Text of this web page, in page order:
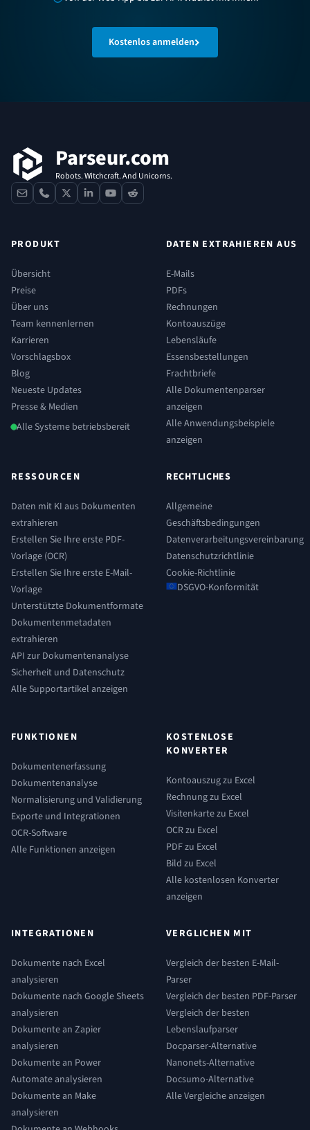
Kostenlos anmelden
Parseur.com
Robots. Witchcraft. And Unicorns.
contactphone
x linkedinyoutube
reddit
PRODUKT
Übersicht
Preise
Über uns
Team kennenlernen
Karrieren
Vorschlagsbox
Blog
Neueste Updates
Presse & Medien
Alle Systeme betriebsbereit
DATEN EXTRAHIEREN AUS
E-Mails
PDFs
Rechnungen
Kontoauszüge
Lebensläufe
Essensbestellungen
Frachtbriefe
Alle Dokumentenparser
anzeigen
Alle Anwendungsbeispiele
anzeigen
RESSOURCEN
Daten mit KI aus Dokumenten
extrahieren
Erstellen Sie Ihre erste PDF-
Vorlage (OCR)
Erstellen Sie Ihre erste E-Mail-
Vorlage
Unterstützte Dokumentformate
Dokumentenmetadaten
extrahieren
API zur Dokumentenanalyse
Sicherheit und Datenschutz
Alle Supportartikel anzeigen
RECHTLICHES
Allgemeine
Geschäftsbedingungen
Datenverarbeitungsvereinbarung
Datenschutzrichtlinie
Cookie-Richtlinie
DSGVO-Konformität
FUNKTIONEN
Dokumentenerfassung
Dokumentenanalyse
Normalisierung und Validierung
Exporte und Integrationen
OCR-Software
Alle Funktionen anzeigen
KOSTENLOSE
KONVERTER
Kontoauszug zu Excel
Rechnung zu Excel
Visitenkarte zu Excel
OCR zu Excel
PDF zu Excel
Bild zu Excel
Alle kostenlosen Konverter
anzeigen
INTEGRATIONEN
Dokumente nach Excel
analysieren
Dokumente nach Google Sheets
analysieren
Dokumente an Zapier
analysieren
Dokumente an Power
Automate analysieren
Dokumente an Make
analysieren
VERGLICHEN MIT
Vergleich der besten E-Mail-
Parser
Vergleich der besten PDF-Parser
Vergleich der besten
Lebenslaufparser
Docparser-Alternative
Nanonets-Alternative
Docsumo-Alternative
Alle Vergleiche anzeigen